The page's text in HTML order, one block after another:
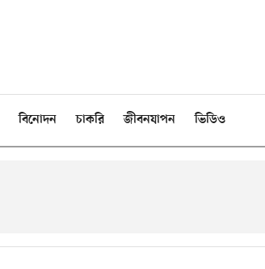
বিনোদন চাকরি জীবনযাপন ভিডিও